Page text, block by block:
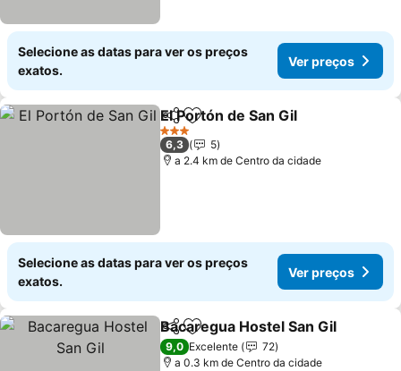
Selecione as datas para ver os preços
exatos.
Ver preços
PartilharAdicionar aos favoritos
El Portón de San Gil
3 Estrelas
6,3
5
a 2.4 km de Centro da cidade
Selecione as datas para ver os preços
exatos.
Ver preços
PartilharAdicionar aos favoritos
Bacaregua Hostel San Gil
9,0 Excelente
72
a 0.3 km de Centro da cidade